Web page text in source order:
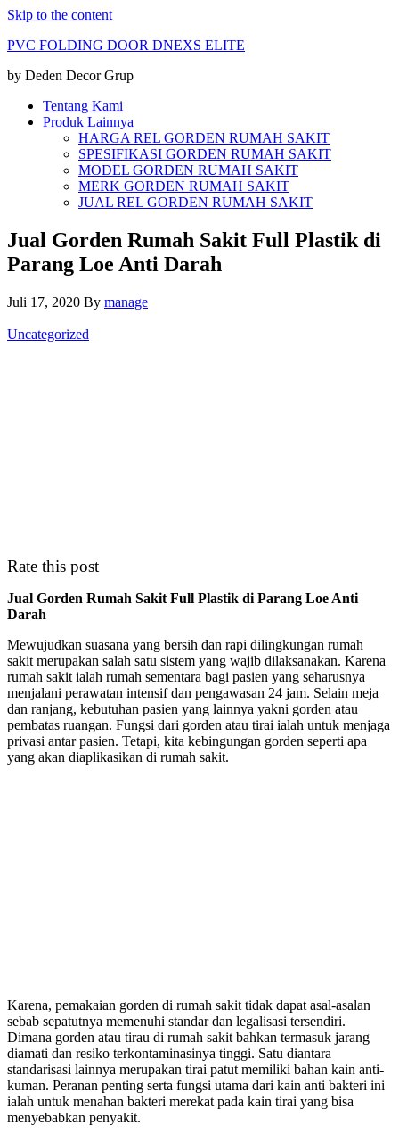
Skip to the content
PVC FOLDING DOOR DNEXS ELITE
by Deden Decor Grup
Tentang Kami
Produk Lainnya
HARGA REL GORDEN RUMAH SAKIT
SPESIFIKASI GORDEN RUMAH SAKIT
MODEL GORDEN RUMAH SAKIT
MERK GORDEN RUMAH SAKIT
JUAL REL GORDEN RUMAH SAKIT
Jual Gorden Rumah Sakit Full Plastik di
Parang Loe Anti Darah
Juli 17, 2020 By manage
Uncategorized
Rate this post
Jual Gorden Rumah Sakit Full Plastik di Parang Loe Anti
Darah
Mewujudkan suasana yang bersih dan rapi dilingkungan rumah
sakit merupakan salah satu sistem yang wajib dilaksanakan. Karena
rumah sakit ialah rumah sementara bagi pasien yang seharusnya
menjalani perawatan intensif dan pengawasan 24 jam. Selain meja
dan ranjang, kebutuhan pasien yang lainnya yakni gorden atau
pembatas ruangan. Fungsi dari gorden atau tirai ialah untuk menjaga
privasi antar pasien. Tetapi, kita kebingungan gorden seperti apa
yang akan diaplikasikan di rumah sakit.
Karena, pemakaian gorden di rumah sakit tidak dapat asal-asalan
sebab sepatutnya memenuhi standar dan legalisasi tersendiri.
Dimana gorden atau tirau di rumah sakit bahkan termasuk jarang
diamati dan resiko terkontaminasinya tinggi. Satu diantara
standarisasi lainnya merupakan tirai patut memiliki bahan kain anti-
kuman. Peranan penting serta fungsi utama dari kain anti bakteri ini
ialah untuk menahan bakteri merekat pada kain tirai yang bisa
menyebabkan penyakit.